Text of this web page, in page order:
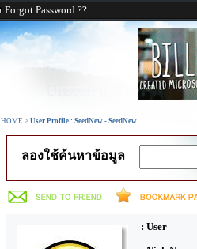
Forgot Password ??
HOME > User Profile : SeedNew - SeedNew
ลองใช้ค้นหาข้อมูล
: User